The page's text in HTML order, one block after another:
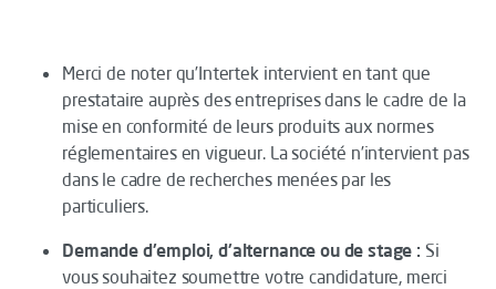
Merci de noter qu’Intertek intervient en tant que
prestataire auprès des entreprises dans le cadre de la
mise en conformité de leurs produits aux normes
réglementaires en vigueur. La société n’intervient pas
dans le cadre de recherches menées par les
particuliers.
Demande d'emploi, d'alternance ou de stage : Si
vous souhaitez soumettre votre candidature, merci